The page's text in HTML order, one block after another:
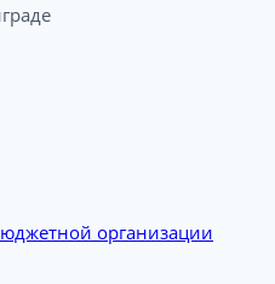
организации